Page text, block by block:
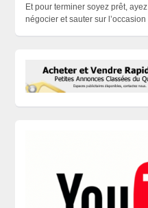
Et pour terminer soyez prêt,
négocier et sauter sur